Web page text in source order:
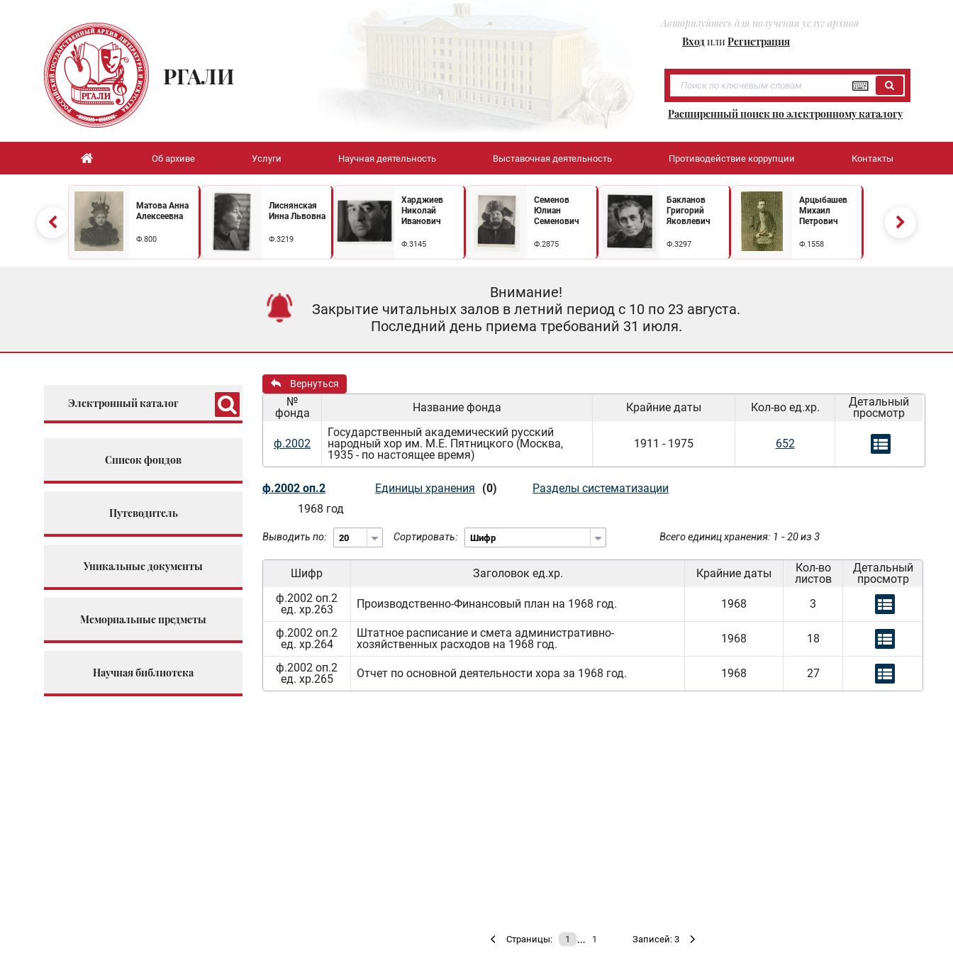
Авторизуйтесь для получения услуг архива
ВходилиРегистрация
РГАЛИ
Расширенный поиск по электронному каталогу
Об архиве Услуги Научная деятельность Выставочная деятельность Противодействие коррупции Контакты
Матова Анна
Алексеевна
Ф.800
Лиснянская
Инна Львовна
Ф.3219
Харджиев
Николай
Иванович
Ф.3145
Семенов
Юлиан
Семенович
Ф.2875
Бакланов
Григорий
Яковлевич
Ф.3297
Арцыбашев
Михаил
Петрович
Ф.1558
Внимание!
Закрытие читальных залов в летний период с 10 по 23 августа.
Последний день приема требований 31 июля.
Электронный каталог
Список фондов
Путеводитель
Уникальные документы
Мемориальные предметы
Научная библиотека
Вернуться
№
фонда
Название фонда Крайние даты Кол-во ед.хр.
Детальный
просмотр
ф.2002
Государственный академический русский
народный хор им. М.Е. Пятницкого (Москва,
1935 - по настоящее время)
1911 - 1975 652
ф.2002 оп.2 Единицы хранения (0)
Разделы систематизации
1968 год
Выводить по: Сортировать: Всего единиц хранения: 1 - 20 из 3
Шифр Заголовок ед.хр. Крайние даты
Кол-во
листов
Детальный
просмотр
ф.2002 оп.2
ед. хр.263
Производственно-Финансовый план на 1968 год. 1968 3
ф.2002 оп.2
ед. хр.264
Штатное расписание и смета административно-
хозяйственных расходов на 1968 год.
1968 18
ф.2002 оп.2
ед. хр.265
Отчет по основной деятельности хора за 1968 год. 1968 27
Страницы: 1 … 1 Записей: 3